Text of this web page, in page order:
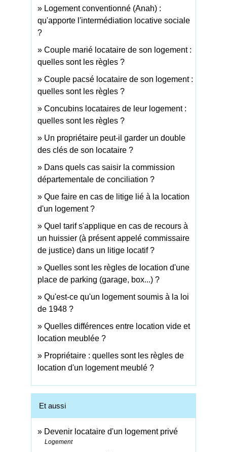
Logement conventionné (Anah) :
qu'apporte l'intermédiation locative sociale
?
Couple marié locataire de son logement :
quelles sont les règles ?
Couple pacsé locataire de son logement :
quelles sont les règles ?
Concubins locataires de leur logement :
quelles sont les règles ?
Un propriétaire peut-il garder un double
des clés de son locataire ?
Dans quels cas saisir la commission
départementale de conciliation ?
Que faire en cas de litige lié à la location
d'un logement ?
Quel tarif s'applique en cas de recours à
un huissier (à présent appelé commissaire
de justice) dans un litige locatif ?
Quelles sont les règles de location d'une
place de parking (garage, box...) ?
Qu'est-ce qu'un logement soumis à la loi
de 1948 ?
Quelles différences entre location vide et
location meublée ?
Propriétaire : quelles sont les règles de
location d'un logement meublé ?
Et aussi
Devenir locataire d'un logement privé
Logement